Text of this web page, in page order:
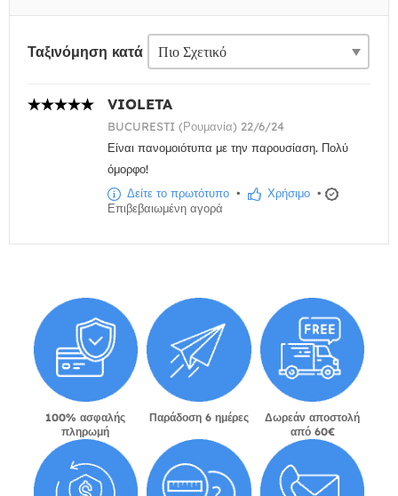
Ταξινόμηση κατά
VIOLETA
BUCURESTI (Ρουμανία) 22/6/24
Είναι πανομοιότυπα με την παρουσίαση. Πολύ
όμορφο!
Δείτε το πρωτότυπο • Χρήσιμο •
Επιβεβαιωμένη αγορά
100% ασφαλής
πληρωμή
Παράδοση 6 ημέρες
Δωρεάν αποστολή
από 60€